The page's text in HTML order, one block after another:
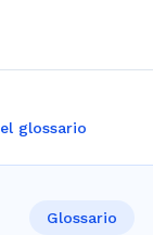
glossario
Glossario